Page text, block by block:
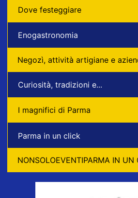
Dove festeggiare
Enogastronomia
Negozì, attività artigiane e
Curiosità, tradizioni e...
I magnifici di Parma
Parma in un click
NONSOLOEVENTIPARMA IN UN